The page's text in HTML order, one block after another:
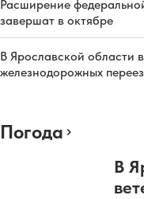
Расширение
завершат в октябре
В Ярославской области
железнодорожных
Погода
В